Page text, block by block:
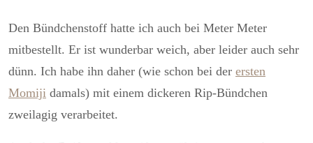
Den Bündchenstoff hatte ich auch bei Meter Meter
mitbestellt. Er ist wunderbar weich, aber leider auch sehr
dünn. Ich habe ihn daher (wie schon bei der ersten
Momiji damals) mit einem dickeren Rip-Bündchen
zweilagig verarbeitet.